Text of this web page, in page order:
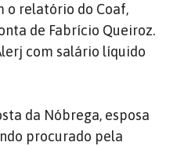
o relatório do Coaf,
de Fabrício Queiroz.
com salário líquido
da Nóbrega, esposa
procurado pela